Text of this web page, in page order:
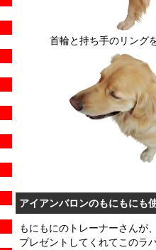
首輪と持ち手のリング
アイアンバロンのもにもにも
もにもにのトレーナーさんが
プレゼントしてくれてこのラ